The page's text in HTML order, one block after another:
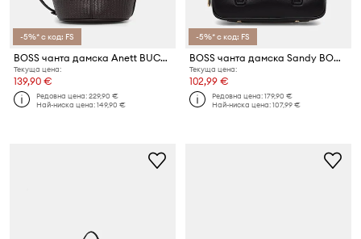
-5%* с код: FS
BOSS чанта дамска Anett BUCKET W
Текуща цена:
139,90 €
Редовна цена:229,90 €
Най-ниска цена:149,90 €
-5%* с код: FS
BOSS чанта дамска Sandy BOWLING
Текуща цена:
102,99 €
Редовна цена:179,90 €
Най-ниска цена:107,99 €